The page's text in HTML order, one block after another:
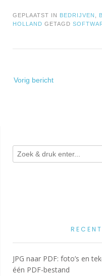
GEPLAATST IN BEDRIJVEN
HOLLAND GETAGD
navigatie
Vorig bericht
JPG naar PDF: foto’s en
één PDF-bestand